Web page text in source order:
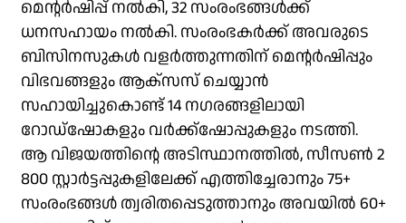
മെന്റർഷിപ്പ് നൽകി, 32 സംരംഭങ്ങൾക്ക്
ധനസഹായം നൽകി. സംരംഭകർക്ക് അവരുടെ
ബിസിനസുകൾ വളർത്തുന്നതിന് മെന്റർഷിപ്പും
വിഭവങ്ങളും ആക്‌സസ് ചെയ്യാൻ
സഹായിച്ചുകൊണ്ട് 14 നഗരങ്ങളിലായി
റോഡ്‌ഷോകളും വർക്ക്‌ഷോപ്പുകളും നടത്തി.
ആ വിജയത്തിന്റെ അടിസ്ഥാനത്തിൽ, സീസൺ 2
800 സ്റ്റാർട്ടപ്പുകളിലേക്ക് എത്തിച്ചേരാനും 75+
സംരംഭങ്ങൾ ത്വരിതപ്പെടുത്താനും അവയിൽ 60+